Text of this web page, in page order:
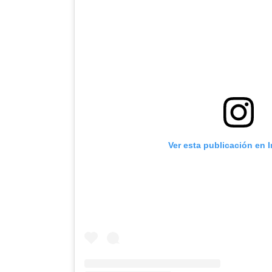
Ver esta publicación en